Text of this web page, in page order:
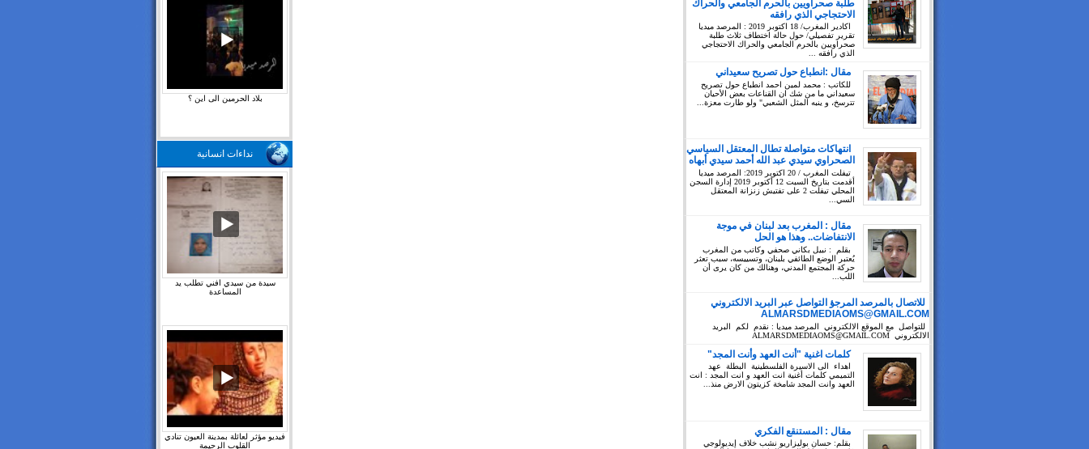
طلبة صحراويين بالحرم الجامعي والحراك
الاحتجاجي الذي رافقه
اكادير المغرب/ 18 اكتوبر 2019 : المرصد ميديا
تقرير تفصيلي/ حول حالة اختطاف ثلاث طلبة
صحراويين بالحرم الجامعي والحراك الاحتجاجي
الذي رافقه ...
مقال :انطباع حول تصريح سعيداني
للكاتب : محمد لمين احمد انطباع حول تصريح
سعيداني ما من شك ان القناعات بعض الأحيان
تترسخ، و ينبه المثل الشعبي" ولو طارت معزة...
انتهاكات متواصلة تطال المعتقل السياسي
الصحراوي سيدي عبد الله أحمد سيدي أبهاه
تيفلت المغرب / 20 اكتوبر 2019: المرصد ميديا
أقدمت بتاريخ السبت 12 أكتوبر 2019 إدارة السجن
المحلي تيفلت 2 على تفتيش زنزانة المعتقل
السي...
مقال : المغرب بعد لبنان في موجة
الانتفاضات.. وهذا هو الحل
بقلم : نبيل بكاني صحفي وكاتب من المغرب
يُعتبر الوضع الطائفي بلبنان، وتسييسه، سبب تعثر
حركة المجتمع المدني، وهنالك من كان يرى أن
اللب...
للاتصال بالمرصد المرجؤ التواصل عبر البريد الالكتروني
ALMARSDMEDIAOMS@GMAIL.COM
للتواصل مع الموقع الالكتروني المرصد ميديا : نقدم لكم البريد
الالكتروني ALMARSDMEDIAOMS@GMAIL.COM
كلمات اغنية "أنت العهد وأنت المجد"
اهداء الى الاسيرة الفلسطينية البطلة عهد
التميمي كلمات أغنية انت العهد و انت المجد : انت
العهد وانت المجد شامخة كزيتون الارض منذ...
مقال : المستنقع الفكري
بقلم: حسان بوليزاريو نشب خلاف إيديولوجي
بلاد الحرمين الى اين ؟
نداءات انسانية
سيدة من سيدي افني تطلب يد
المساعدة
فيديو مؤثر لعائلة بمدينة العيون تنادي
القلوب الرحيمة